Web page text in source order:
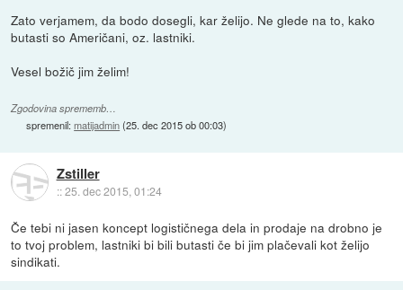
Zato verjamem, da bodo dosegli, kar želijo. Ne glede na to, kako
butasti so Američani, oz. lastniki.
Vesel božič jim želim!
Zgodovina sprememb…
spremenil:matijadmin(25. dec 2015 ob 00:03)
Zstiller
::25. dec 2015, 01:24
Če tebi ni jasen koncept logističnega dela in prodaje na drobno je
to tvoj problem, lastniki bi bili butasti če bi jim plačevali kot želijo
sindikati.